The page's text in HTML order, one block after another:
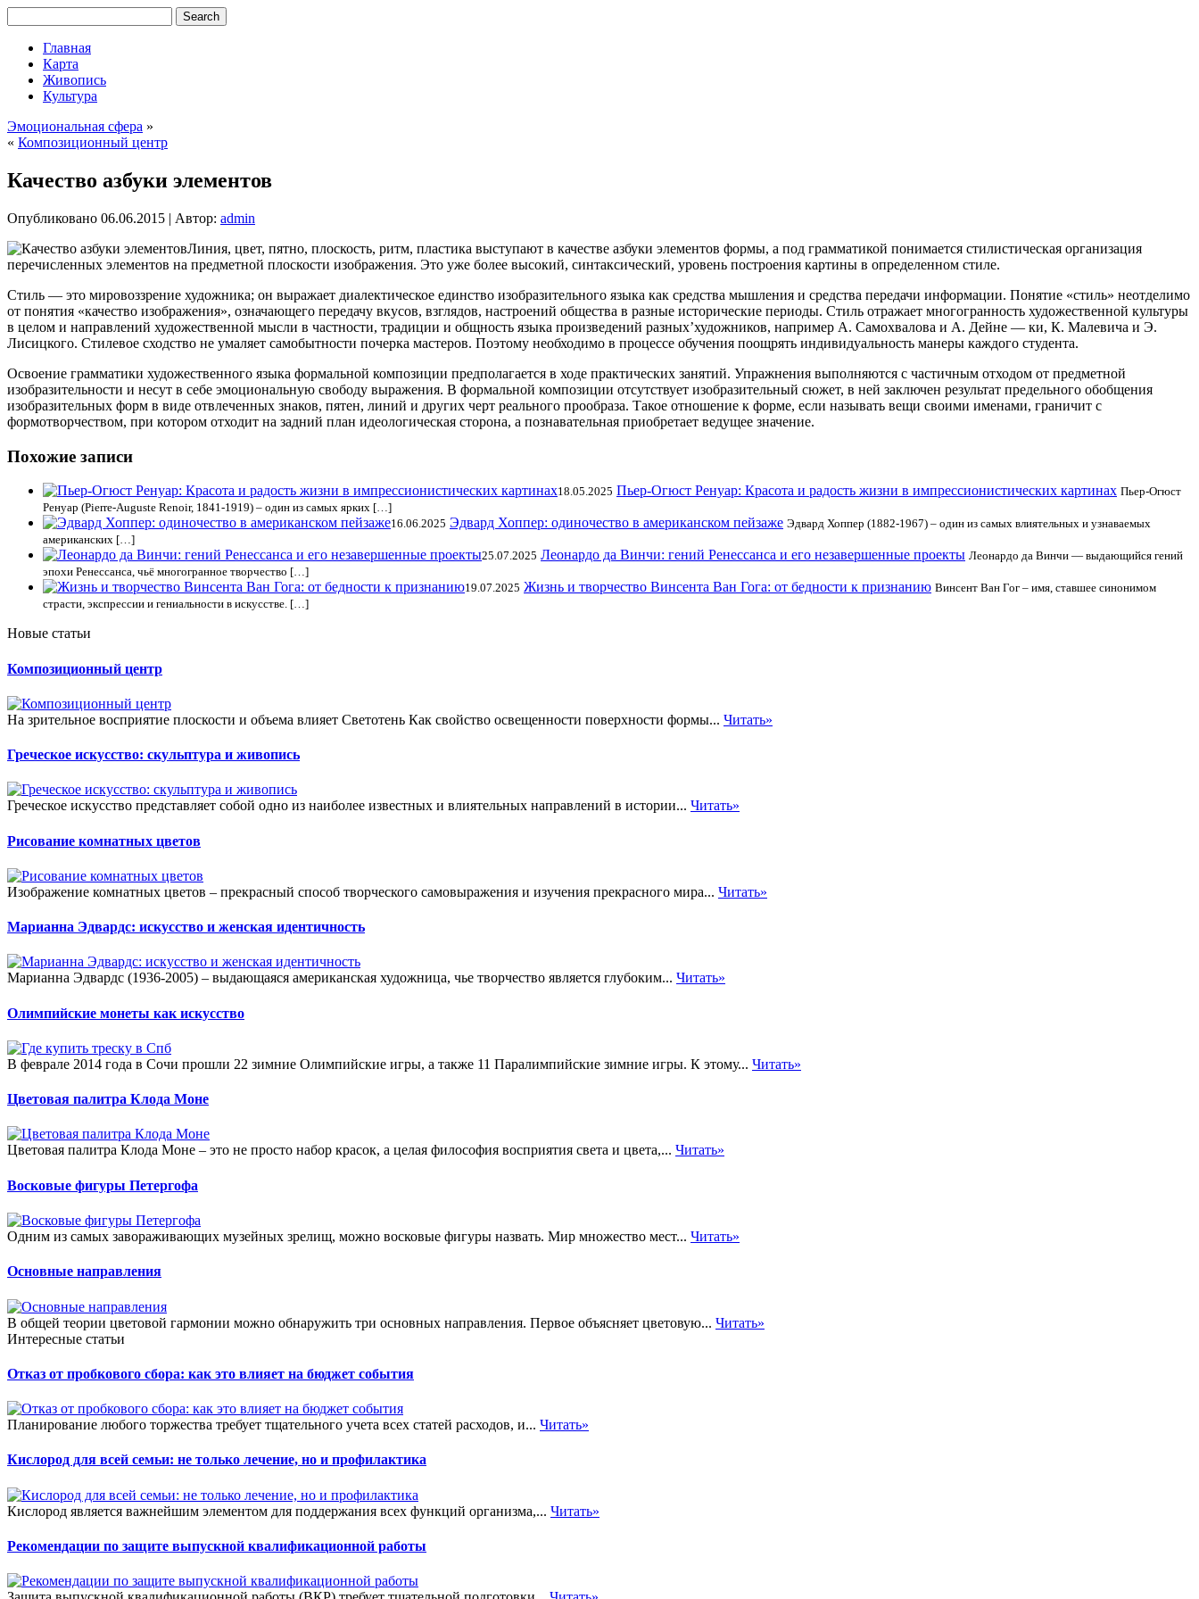
Главная
Карта
Живопись
Культура
Эмоциональная сфера »
« Композиционный центр
Качество азбуки элементов
Опубликовано 06.06.2015 | Автор: admin
Линия, цвет, пятно, плоскость, ритм, пластика выступают в качестве азбуки элементов формы, а под грамматикой понимается стилистическая организация
перечисленных элементов на предметной плоскости изображения. Это уже более высокий, синтаксический, уровень построения картины в определенном стиле.
Стиль — это мировоззрение художника; он выражает диалектическое единство изобразительного языка как средства мышления и средства передачи информации. Понятие «стиль» неотделимо
от понятия «качество изображения», означающего передачу вкусов, взглядов, настроений общества в разные исторические периоды. Стиль отражает многогранность художественной культуры
в целом и направлений художественной мысли в частности, традиции и общность языка произведений разных’художников, например А. Самохвалова и А. Дейне — ки, К. Малевича и Э.
Лисицкого. Стилевое сходство не умаляет самобытности почерка мастеров. Поэтому необходимо в процессе обучения поощрять индивидуальность манеры каждого студента.
Освоение грамматики художественного языка формальной композиции предполагается в ходе практических занятий. Упражнения выполняются с частичным отходом от предметной
изобразительности и несут в себе эмоциональную свободу выражения. В формальной композиции отсутствует изобразительный сюжет, в ней заключен результат предельного обобщения
изобразительных форм в виде отвлеченных знаков, пятен, линий и других черт реального прообраза. Такое отношение к форме, если называть вещи своими именами, граничит с
формотворчеством, при котором отходит на задний план идеологическая сторона, а познавательная приобретает ведущее значение.
Похожие записи
18.05.2025 Пьер-Огюст Ренуар: Красота и радость жизни в импрессионистических картинах Пьер-Огюст
Ренуар (Pierre-Auguste Renoir, 1841-1919) – один из самых ярких […]
16.06.2025 Эдвард Хоппер: одиночество в американском пейзаже Эдвард Хоппер (1882-1967) – один из самых влиятельных и узнаваемых
американских […]
25.07.2025 Леонардо да Винчи: гений Ренессанса и его незавершенные проекты Леонардо да Винчи — выдающийся гений
эпохи Ренессанса, чьё многогранное творчество […]
19.07.2025 Жизнь и творчество Винсента Ван Гога: от бедности к признанию Винсент Ван Гог – имя, ставшее синонимом
страсти, экспрессии и гениальности в искусстве. […]
Новые статьи
Композиционный центр
На зрительное восприятие плоскости и объема влияет Светотень Как свойство освещенности поверхности формы... Читать»
Греческое искусство: скульптура и живопись
Греческое искусство представляет собой одно из наиболее известных и влиятельных направлений в истории... Читать»
Рисование комнатных цветов
Изображение комнатных цветов – прекрасный способ творческого самовыражения и изучения прекрасного мира... Читать»
Марианна Эдвардс: искусство и женская идентичность
Марианна Эдвардс (1936-2005) – выдающаяся американская художница, чье творчество является глубоким... Читать»
Олимпийские монеты как искусство
В феврале 2014 года в Сочи прошли 22 зимние Олимпийские игры, а также 11 Паралимпийские зимние игры. К этому... Читать»
Цветовая палитра Клода Моне
Цветовая палитра Клода Моне – это не просто набор красок, а целая философия восприятия света и цвета,... Читать»
Восковые фигуры Петергофа
Одним из самых завораживающих музейных зрелищ, можно восковые фигуры назвать. Мир множество мест... Читать»
Основные направления
В общей теории цветовой гармонии можно обнаружить три основных направления. Первое объясняет цветовую... Читать»
Интересные статьи
Отказ от пробкового сбора: как это влияет на бюджет события
Планирование любого торжества требует тщательного учета всех статей расходов, и... Читать»
Кислород для всей семьи: не только лечение, но и профилактика
Кислород является важнейшим элементом для поддержания всех функций организма,... Читать»
Рекомендации по защите выпускной квалификационной работы